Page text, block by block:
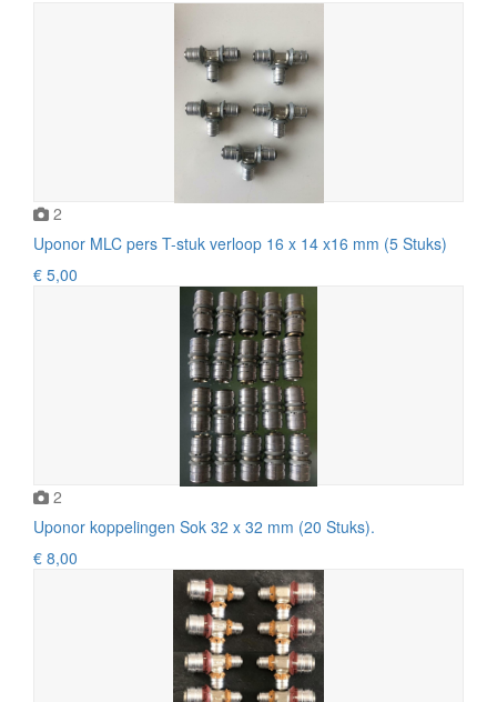
2
Uponor MLC pers T-stuk verloop 16 x 14 x16 mm (5 Stuks)
€ 5,00
2
Uponor koppelingen Sok 32 x 32 mm (20 Stuks).
€ 8,00